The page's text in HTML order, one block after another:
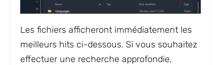
Les fichiers afficheront immédiatement les
meilleurs hits ci-dessous. Si vous souhaitez
effectuer une recherche approfondie,